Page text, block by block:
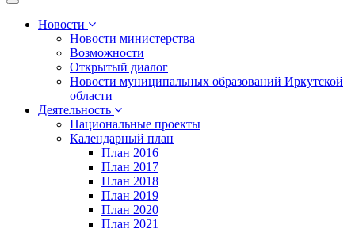
Toggle
navigationНовости
Новости министерства
Возможности
Открытый диалог
Новости муниципальных образований Иркутской
области
Деятельность
Национальные проекты
Календарный план
План 2016
План 2017
План 2018
План 2019
План 2020
План 2021